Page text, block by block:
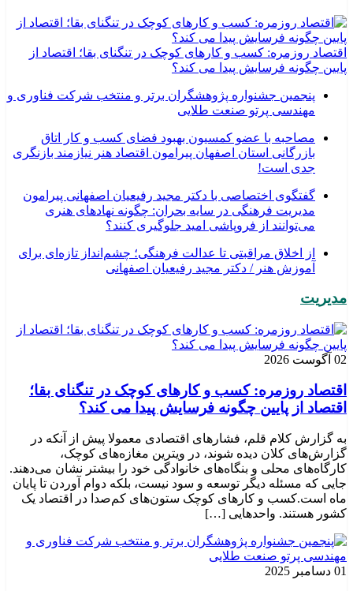
اقتصاد روزمره: کسب‌ و کارهای کوچک در تنگنای بقا؛ اقتصاد از
پایین چگونه فرسایش پیدا می کند؟
پنجمین جشنواره پژوهشگران برتر و منتخب شرکت فناوری و
مهندسی پرتو صنعت طلایی
مصاحبه با عضو کمسیون بهبود فضای کسب و کار اتاق
بازرگانی استان اصفهان پیرامون اقتصاد هنر نیازمند بازنگری
جدی است!
گفتگوی اختصاصی با دکتر مجید رفیعیان اصفهانی پیرامون
مدیریت فرهنگی در سایه بحران: چگونه نهادهای هنری
می‌توانند از فروپاشی امید جلوگیری کنند؟
از اخلاق مراقبتی تا عدالت فرهنگی؛ چشم‌انداز تازه‌ای برای
آموزش هنر / دکتر مجید رفیعیان اصفهانی
مدیریت
02 آگوست 2026
اقتصاد روزمره: کسب‌ و کارهای کوچک در تنگنای بقا؛
اقتصاد از پایین چگونه فرسایش پیدا می کند؟
به گزارش کلام قلم، فشارهای اقتصادی معمولا پیش از آنکه در
گزارش‌های کلان دیده شوند، در ویترین مغازه‌های کوچک،
کارگاه‌های محلی و بنگاه‌های خانوادگی خود را بیشتر نشان می‌دهند.
جایی که مسئله دیگر توسعه و سود نیست، بلکه دوام آوردن تا پایان
ماه است.کسب‌ و کارهای کوچک ستون‌های کم‌صدا در اقتصاد یک
کشور هستند. واحدهایی […]
01 دسامبر 2025